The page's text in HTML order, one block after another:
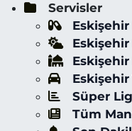
Servisler
Süper
Tüm